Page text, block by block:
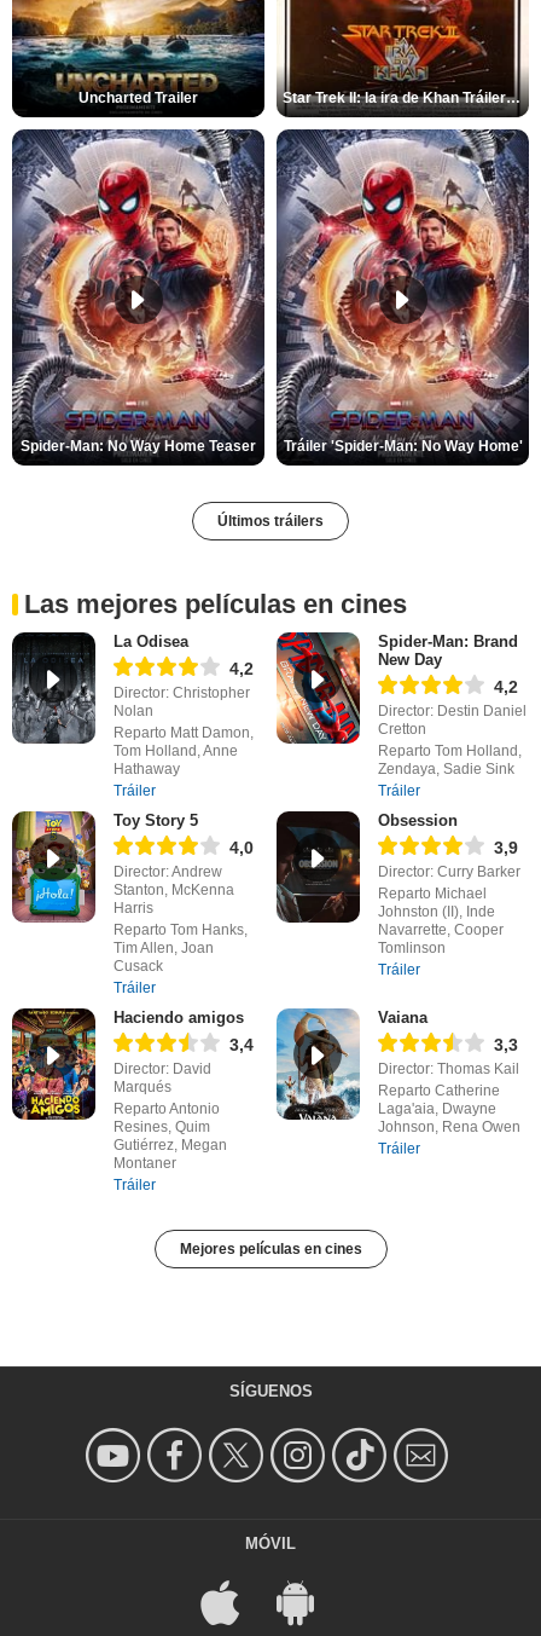
Uncharted Trailer Star Trek II: la ira de Khan Tráiler VO
Spider-Man: No Way Home Teaser Tráiler 'Spider-Man: No Way Home'
Últimos tráilers
Las mejores películas en cines
La Odisea
4,2
Director: Christopher
Nolan
Reparto Matt Damon,
Tom Holland, Anne
Hathaway
Tráiler
Spider-Man: Brand
New Day
4,2
Director: Destin Daniel
Cretton
Reparto Tom Holland,
Zendaya, Sadie Sink
Tráiler
Toy Story 5
4,0
Director: Andrew
Stanton, McKenna
Harris
Reparto Tom Hanks,
Tim Allen, Joan
Cusack
Tráiler
Obsession
3,9
Director: Curry Barker
Reparto Michael
Johnston (II), Inde
Navarrette, Cooper
Tomlinson
Tráiler
Haciendo amigos
3,4
Director: David
Marqués
Reparto Antonio
Resines, Quim
Gutiérrez, Megan
Montaner
Tráiler
Vaiana
3,3
Director: Thomas Kail
Reparto Catherine
Laga'aia, Dwayne
Johnson, Rena Owen
Tráiler
Mejores películas en cines
SÍGUENOS
MÓVIL